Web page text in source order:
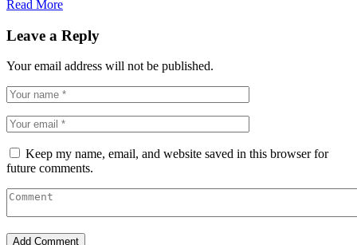
Read More
Leave a Reply
Your email address will not be published.
Keep my name, email, and website saved in this browser for
future comments.